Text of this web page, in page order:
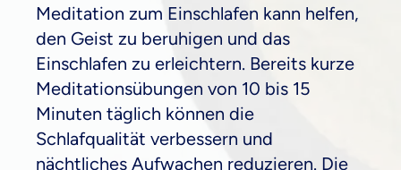
Meditation zum Einschlafen kann helfen,
den Geist zu beruhigen und das
Einschlafen zu erleichtern. Bereits kurze
Meditationsübungen von 10 bis 15
Minuten täglich können die
Schlafqualität verbessern und
nächtliches Aufwachen reduzieren. Die
Weil es uns wichtig ist, dass
du dich gut beraten fühlst.
Objektive und faire Beratung
Wir möchten, dass du dich aus Überzeugung für
uns entscheidest.